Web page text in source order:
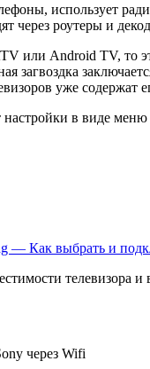
использует
через роутеры и
или Android TV, то
загвоздка
уже содержат
в виде
— Как выбрать и
телевизора и
через Wifi